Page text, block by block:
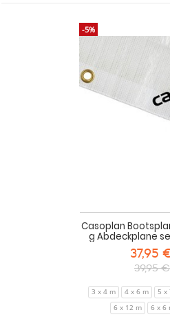
-5%
Casoplan
g Abdeckplane
37,95
39,95
3 x 4 m 4 x 6 m 5 x
6 x 12 m
6 x 6